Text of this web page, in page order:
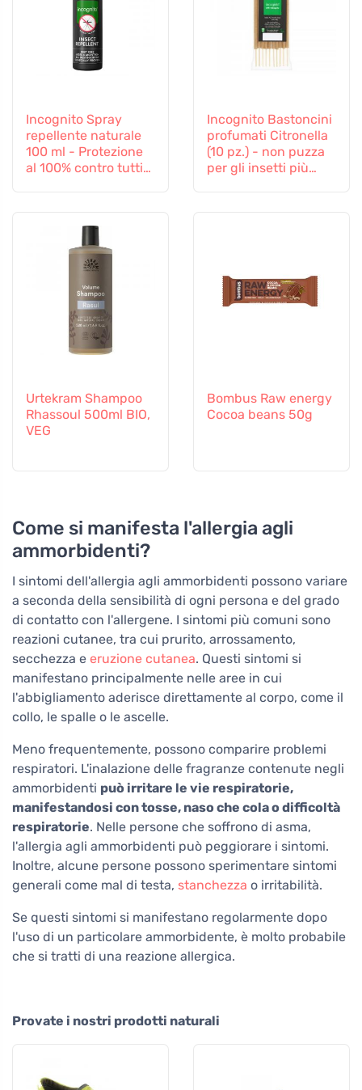
Incognito Spray
repellente naturale
100 ml - Protezione
al 100% contro tutti
Incognito Bastoncini
profumati Citronella
(10 pz.) - non puzza
per gli insetti più
Urtekram Shampoo
Rhassoul 500ml BIO,
VEG
Bombus Raw energy
Cocoa beans 50g
Come si manifesta l'allergia agli
ammorbidenti?
I sintomi dell'allergia agli ammorbidenti possono variare
a seconda della sensibilità di ogni persona e del grado
di contatto con l'allergene. I sintomi più comuni sono
reazioni cutanee, tra cui prurito, arrossamento,
secchezza e eruzione cutanea. Questi sintomi si
manifestano principalmente nelle aree in cui
l'abbigliamento aderisce direttamente al corpo, come il
collo, le spalle o le ascelle.
Meno frequentemente, possono comparire problemi
respiratori. L'inalazione delle fragranze contenute negli
ammorbidenti può irritare le vie respiratorie,
manifestandosi con tosse, naso che cola o difficoltà
respiratorie. Nelle persone che soffrono di asma,
l'allergia agli ammorbidenti può peggiorare i sintomi.
Inoltre, alcune persone possono sperimentare sintomi
generali come mal di testa, stanchezza o irritabilità.
Se questi sintomi si manifestano regolarmente dopo
l'uso di un particolare ammorbidente, è molto probabile
che si tratti di una reazione allergica.
Provate i nostri prodotti naturali